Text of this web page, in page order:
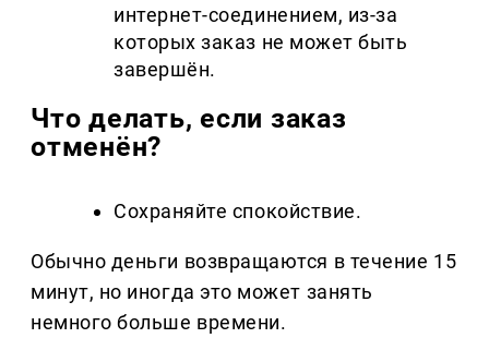
интернет-соединением, из-за
которых заказ не может быть
завершён.
Что делать, если заказ
отменён?
Сохраняйте спокойствие.
Обычно деньги возвращаются в течение 15
минут, но иногда это может занять
немного больше времени.